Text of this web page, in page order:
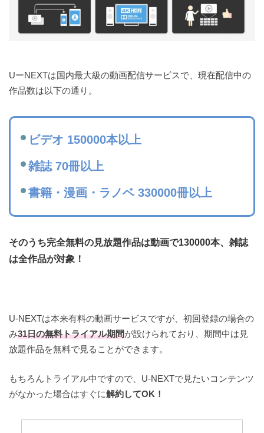
UーNEXTは国内最大級の動画配信サービスで、現在配信中の
作品数は以下の通り。
ビデオ 150000本以上
雑誌 70冊以上
書籍・漫画・ラノベ 330000冊以上
そのうち完全無料の見放題作品は動画で130000本、雑誌
は全作品が対象！
U-NEXTは本来有料の動画サービスですが、初回登録の場合の
み31日の無料トライアル期間が設けられており、期間中は見
放題作品を無料で見ることができます。
もちろんトライアル中ですので、U-NEXTで見たいコンテンツ
がなかった場合はすぐに解約してOK！